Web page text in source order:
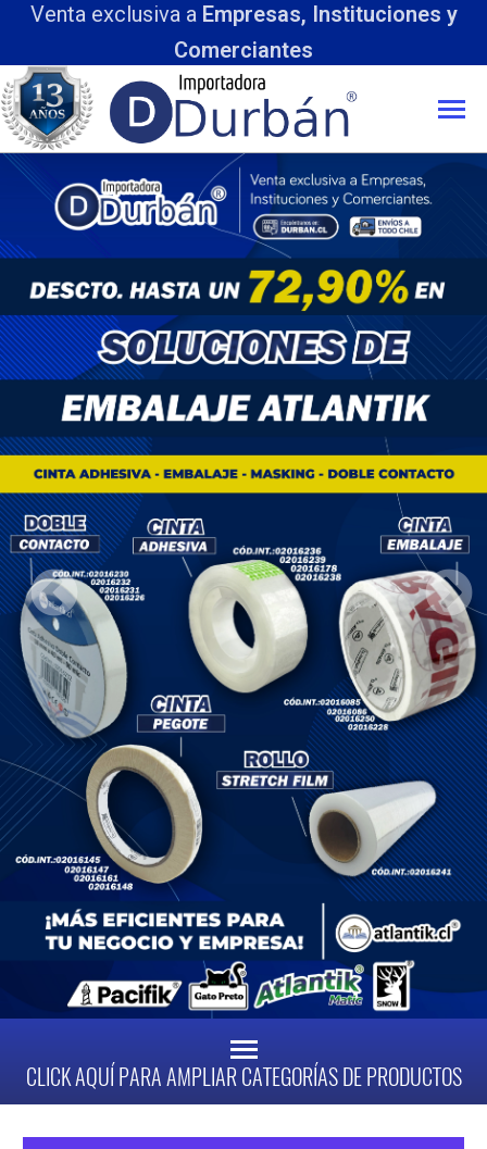
Venta exclusiva aEmpresas, Instituciones y
Comerciantes
CLICK AQUÍ PARA AMPLIAR CATEGORÍAS DE PRODUCTOS